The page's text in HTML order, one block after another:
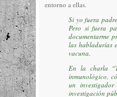
entorno a ellas.
Si yo fuera
Pero si fuera
documentarme
las habladurías
vacuna.
En la charla
inmunológico,
un
investigación